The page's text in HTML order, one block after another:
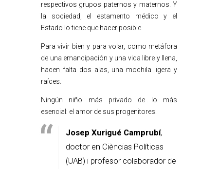
respectivos grupos paternos y maternos. Y
la sociedad, el estamento médico y el
Estado lo tiene que hacer posible.
Para vivir bien y para volar, como metáfora
de una emancipación y una vida libre y llena,
hacen falta dos alas, una mochila ligera y
raíces.
Ningún niño más privado de lo más
esencial: el amor de sus progenitores.
Josep Xurigué Camprubí,
doctor en Cièncias Políticas
(UAB) i profesor colaborador de